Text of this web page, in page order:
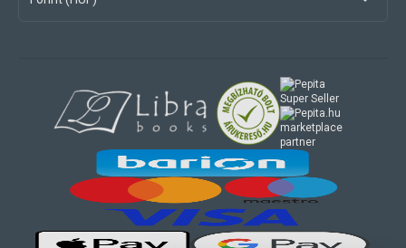
marketplace
partner